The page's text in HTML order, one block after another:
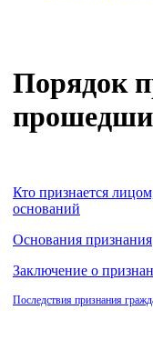
Порядок
Кто признается
оснований
Основания признания
Заключение о
Последствия признания